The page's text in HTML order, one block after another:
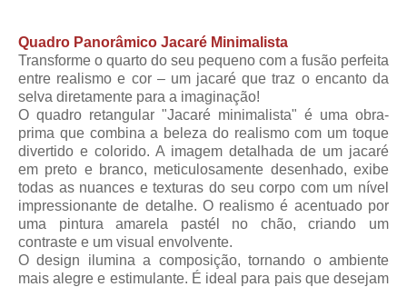
Quadro Panorâmico Jacaré Minimalista
Transforme o quarto do seu pequeno com a fusão perfeita
entre realismo e cor – um jacaré que traz o encanto da
selva diretamente para a imaginação!
O quadro retangular "Jacaré minimalista" é uma obra-
prima que combina a beleza do realismo com um toque
divertido e colorido. A imagem detalhada de um jacaré
em preto e branco, meticulosamente desenhado, exibe
todas as nuances e texturas do seu corpo com um nível
impressionante de detalhe. O realismo é acentuado por
uma pintura amarela pastél no chão, criando um
contraste e um visual envolvente.
O design ilumina a composição, tornando o ambiente
mais alegre e estimulante. É ideal para pais que desejam